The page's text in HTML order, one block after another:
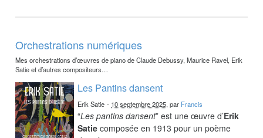
Orchestrations numériques
Mes orchestrations d’œuvres de piano de Claude Debussy, Maurice Ravel, Erik
Satie et d’autres compositeurs…
Les Pantins dansent
Erik Satie - 10 septembre 2025, par Francis
“Les pantins dansent” est une œuvre d’Erik
Satie composée en 1913 pour un poème